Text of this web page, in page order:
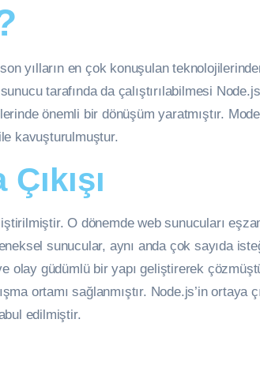
yılların en çok konuşulan
tarafında da çalıştırılabilmesi
önemli bir dönüşüm yaratmıştır.
kavuşturulmuştur.
O dönemde web sunucuları
sunucular, aynı anda çok sayıda
olay güdümlü bir yapı geliştirerek
ortamı sağlanmıştır. Node.js’in ortaya
edilmiştir.